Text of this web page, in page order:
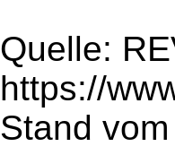
Quelle:
https://
Stand